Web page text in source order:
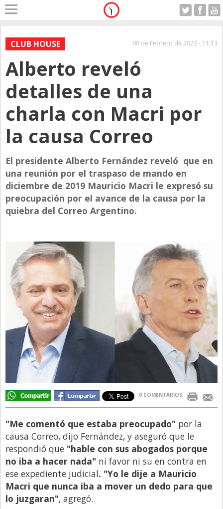
Home
A Motor
Alerta
Anticipo
Campo
Carrera & Emprendedores
Club House
Con Estilo
De Bolsillo
Diarios de Argentina
Diarios del Mundo
Ecología y Ambiente
Economía
El Experto
El Innovador
El Precio Que Yo Ví
Entrevista
Entrevista Exclusiva
Finanzas
Gastronomia
Internacionales
La Opinión del Director
Legales
Libro de Quejas
Medios
Millonarios
CLUB HOUSE 08 de Febrero de 2022 - 11:13
Alberto reveló
detalles de una
charla con Macri por
la causa Correo
El presidente Alberto Fernández reveló que en
una reunión por el traspaso de mando en
diciembre de 2019 Mauricio Macri le expresó su
preocupación por el avance de la causa por la
quiebra del Correo Argentino.
0 COMENTARIOS
"Me comentó que estaba preocupado" por la
causa Correo, dijo Fernández, y aseguró que le
respondió que "hable con sus abogados porque
no iba a hacer nada" ni favor ni su en contra en
ese expediente judicial. "Yo le dije a Mauricio
Macri que nunca iba a mover un dedo para que
lo juzgaran", agregó.